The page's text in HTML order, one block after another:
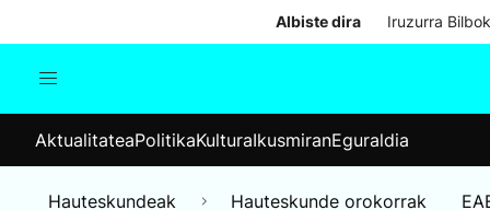
Albiste dira Iruzurra
Munduko albisteak
Hauteskundeak
AktualitateaPolitikaKulturaIkusmiranEguraldia
Hauteskundeak Hauteskunde orokorrak